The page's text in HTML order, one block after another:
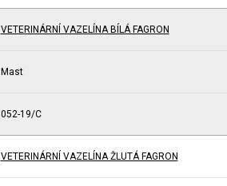
VETERINÁRNÍ VAZELÍNA BÍLÁ FAGRON
Mast
052-19/C
VETERINÁRNÍ VAZELÍNA ŽLUTÁ FAGRON